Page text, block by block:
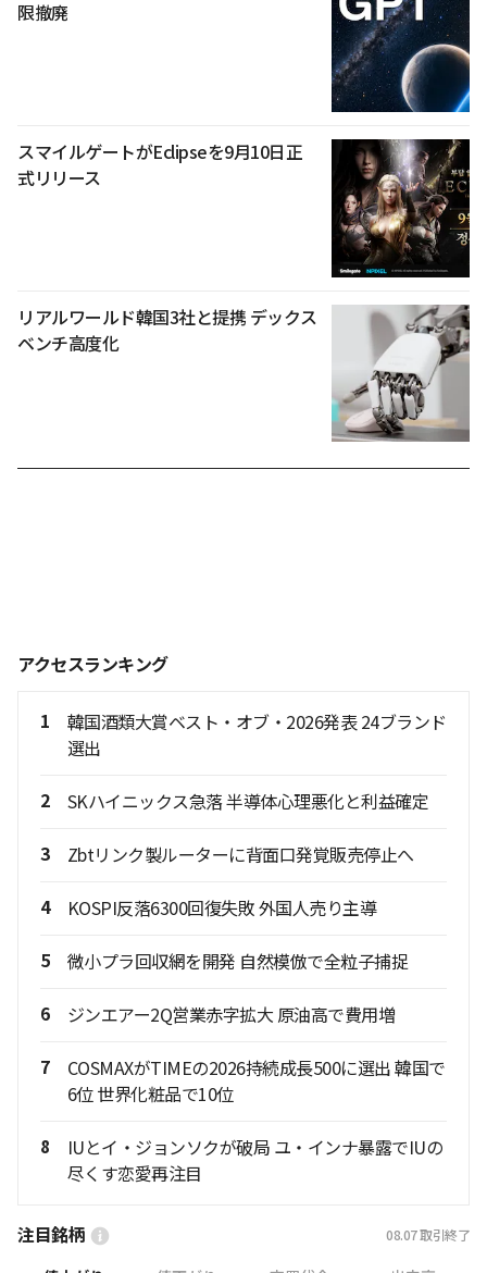
限撤廃
スマイルゲートがEclipseを9月10日正
式リリース
リアルワールド韓国3社と提携 デックス
ベンチ高度化
アクセスランキング
1
韓国酒類大賞ベスト・オブ・2026発表 24ブランド
選出
2 SKハイニックス急落 半導体心理悪化と利益確定
3 Zbtリンク製ルーターに背面口発覚販売停止へ
4 KOSPI反落6300回復失敗 外国人売り主導
5 微小プラ回収網を開発 自然模倣で全粒子捕捉
6 ジンエアー2Q営業赤字拡大 原油高で費用増
7
COSMAXがTIMEの2026持続成長500に選出 韓国で
6位 世界化粧品で10位
8
IUとイ・ジョンソクが破局 ユ・インナ暴露でIUの
尽くす恋愛再注目
注目銘柄 08.07取引終了